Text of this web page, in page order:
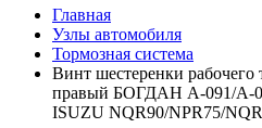
Главная
Узлы автомобиля
Тормозная система
Винт шестеренки рабочего
правый БОГДАН А-091/А-
ISUZU NQR90/NPR75/